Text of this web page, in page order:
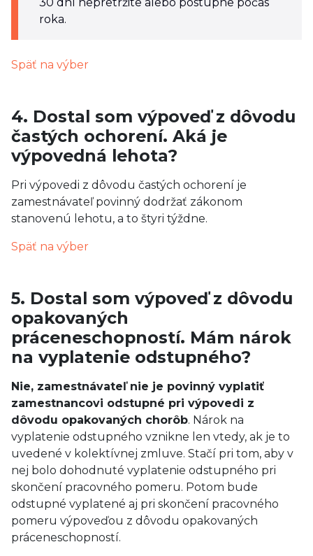
roka.
Späť na výber
4. Dostal som výpoveď z dôvodu
častých ochorení. Aká je
výpovedná lehota?
Pri výpovedi z dôvodu častých ochorení je
zamestnávateľ povinný dodržať zákonom
stanovenú lehotu, a to štyri týždne.
Späť na výber
5. Dostal som výpoveď z dôvodu
opakovaných
práceneschopností. Mám nárok
na vyplatenie odstupného?
Nie, zamestnávateľ nie je povinný vyplatiť
zamestnancovi odstupné pri výpovedi z
dôvodu opakovaných chorôb. Nárok na
vyplatenie odstupného vznikne len vtedy, ak je to
uvedené v kolektívnej zmluve. Stačí pri tom, aby v
nej bolo dohodnuté vyplatenie odstupného pri
skončení pracovného pomeru. Potom bude
odstupné vyplatené aj pri skončení pracovného
pomeru výpoveďou z dôvodu opakovaných
práceneschopností.